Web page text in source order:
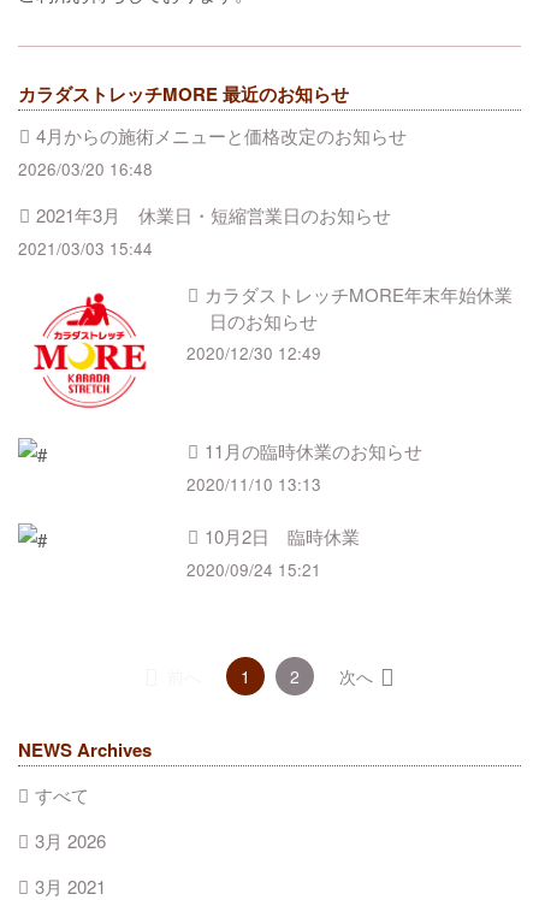
カラダストレッチMORE 最近のお知らせ
4月からの施術メニューと価格改定のお知らせ
2026/03/20 16:48
2021年3月 休業日・短縮営業日のお知らせ
2021/03/03 15:44
カラダストレッチMORE年末年始休業
日のお知らせ
2020/12/30 12:49
11月の臨時休業のお知らせ
2020/11/10 13:13
10月2日 臨時休業
2020/09/24 15:21
1 （こ
の
ジ）
2 次へ →
NEWS Archives
すべて
3月 2026
3月 2021